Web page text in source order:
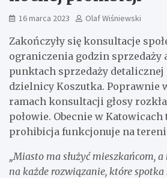
16 marca 2023 Olaf Wiśniewski
Zakończyły się konsultacje
ograniczenia godzin sprzedaży
punktach sprzedaży detalicznej
dzielnicy Koszutka. Poprawnie
ramach konsultacji głosy
połowie. Obecnie w Katowicach
prohibicja funkcjonuje na
„Miasto ma służyć mieszkańcom,
na każde rozwiązanie, które spotka